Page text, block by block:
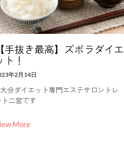
【手抜き最高】ズボラダイエ
ト！
年2月14日
大分ダイエット専門エステサロントレ
ト二宮です
More